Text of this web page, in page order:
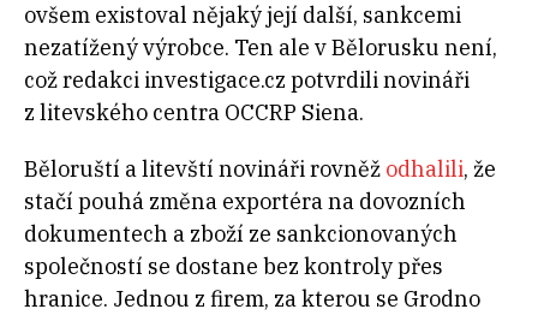
ovšem existoval nějaký její další, sankcemi
nezatížený výrobce. Ten ale v Bělorusku není,
což redakci investigace.cz potvrdili novináři
z litevského centra OCCRP Siena.
Běloruští a litevští novináři rovněž odhalili, že
stačí pouhá změna exportéra na dovozních
dokumentech a zboží ze sankcionovaných
společností se dostane bez kontroly přes
hranice. Jednou z firem, za kterou se Grodno